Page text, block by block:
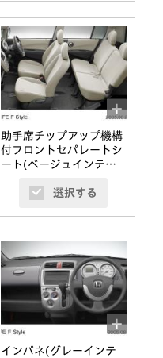
助手席チップアップ機構
付フロントセパレートシ
ート(ベージュインテリ
選択する
インパネ(グレーインテ